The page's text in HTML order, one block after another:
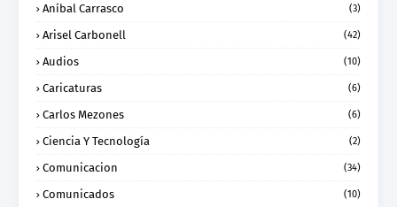
Aníbal Carrasco (3)
Arisel Carbonell (42)
Audios (10)
Caricaturas (6)
Carlos Mezones (6)
Ciencia Y Tecnología (2)
Comunicacion (34)
Comunicados (10)